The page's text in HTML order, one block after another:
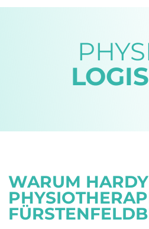
WARUM